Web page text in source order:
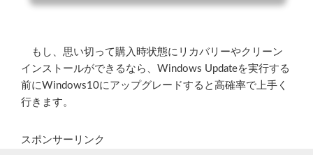
もし、思い切って購入時状態にリカバリーやクリーン
インストールができるなら、Windows Updateを実行する
前にWindows10にアップグレードすると高確率で上手く
行きます。
スポンサーリンク